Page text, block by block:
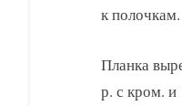
к полочкам.
Планка
р. с кром. и